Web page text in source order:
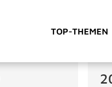
TOP-THEMEN